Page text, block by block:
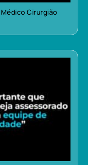
Cirurgião